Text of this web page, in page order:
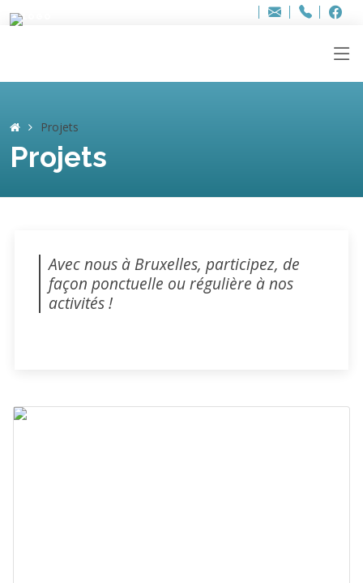
Adresse
info..hâthe..
Tel.
Tel.
Projets
Projets
Avec nous à Bruxelles, participez, de
façon ponctuelle ou régulière à nos
activités !